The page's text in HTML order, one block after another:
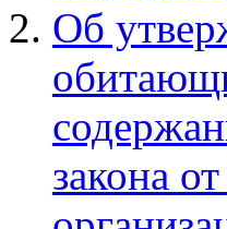
Об
закона